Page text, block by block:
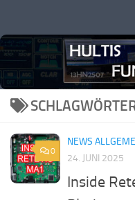
0
NEWS
24. JUNI 2025
Inside